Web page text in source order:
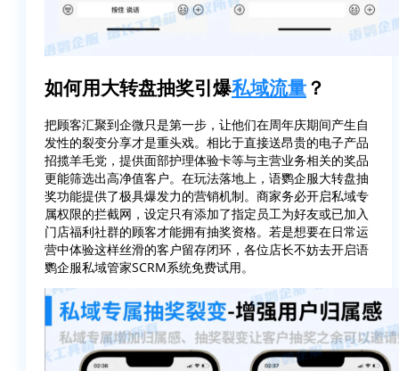
如何用大转盘抽奖引爆私域流量？
把顾客汇聚到企微只是第一步，让他们在周年庆期间产生自
发性的裂变分享才是重头戏。相比于直接送昂贵的电子产品
招揽羊毛党，提供面部护理体验卡等与主营业务相关的奖品
更能筛选出高净值客户。在玩法落地上，语鹦企服大转盘抽
奖功能提供了极具爆发力的营销机制。商家务必开启私域专
属权限的拦截网，设定只有添加了指定员工为好友或已加入
门店福利社群的顾客才能拥有抽奖资格。若是想要在日常运
营中体验这样丝滑的客户留存闭环，各位店长不妨去开启语
鹦企服私域管家SCRM系统免费试用。